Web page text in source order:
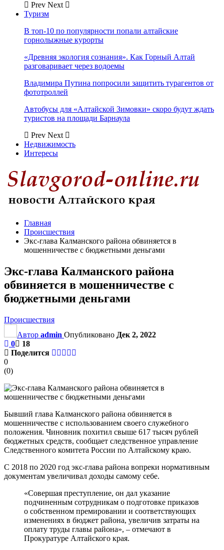
Prev Next
Туризм
В топ-10 по популярности попали алтайские
горнолыжные курорты
«Древняя экология сознания». Как Горный Алтай
разговаривает через водоемы
Владимира Путина попросили защитить турагентов от
фототроллей
Автобусы для «Алтайской Зимовки» скоро будут ждать
туристов на площади Барнаула
Prev Next
Недвижимость
Интересы
Главная
Происшествия
Экс-глава Калманского района обвиняется в
мошенничестве с бюджетными деньгами
Экс-глава Калманского района
обвиняется в мошенничестве с
бюджетными деньгами
Происшествия
Автор admin Опубликовано Дек 2, 2022
0
18
Поделится
0
(0)
Бывший глава Калманского района обвиняется в
мошенничестве с использованием своего служебного
положения. Чиновник похитил свыше 617 тысяч рублей
бюджетных средств, сообщает следственное управление
Следственного комитета России по Алтайскому краю.
С 2018 по 2020 год экс-глава района вопреки нормативным
документам увеличивал доходы самому себе.
«Совершая преступление, он дал указание
подчиненным сотрудникам о подготовке приказов
о собственном премировании и соответствующих
изменениях в бюджет района, увеличив затраты на
оплату труды главы района», – отмечают в
Прокуратуре Алтайского края.